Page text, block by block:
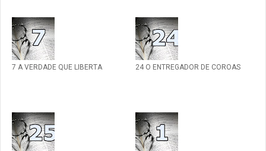
7 A VERDADE QUE LIBERTA 24 O ENTREGADOR DE COROAS